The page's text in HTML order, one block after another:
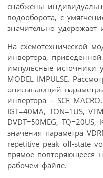
снабжены
водооборота, с
значительно удорожает
На схемотехнической
инвертора,
импульсные источники
MODEL IMPULSE.
описывающий
инвертора – SCR
IGT=40MA, TON=1US,
DVDT=50MEG, TQ=20US,
значения параметра
repetitive peak off-state
прямое повторяющееся
рабочем файле.